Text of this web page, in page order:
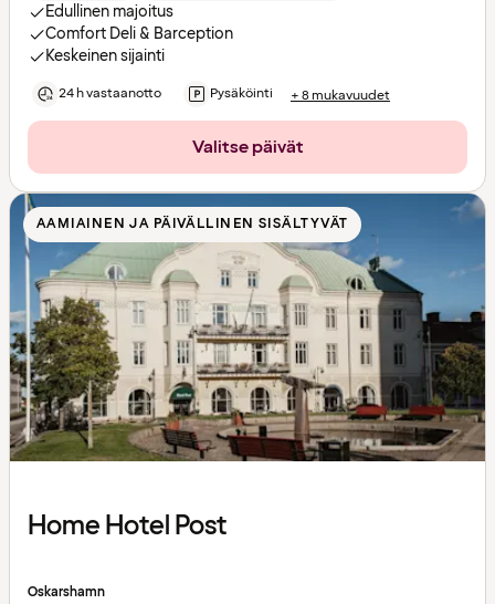
Edullinen majoitus
Comfort Deli & Barception
Keskeinen sijainti
24 h vastaanotto Pysäköinti + 8 mukavuudet
Valitse päivät
AAMIAINEN JA PÄIVÄLLINEN SISÄLTYVÄT
Home Hotel Post
Oskarshamn